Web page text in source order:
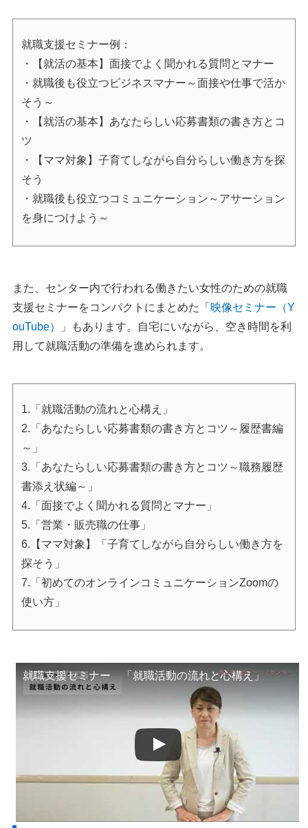
就職支援セミナー例：
・【就活の基本】面接でよく聞かれる質問とマナー
・就職後も役立つビジネスマナー～面接や仕事で活か
そう～
・【就活の基本】あなたらしい応募書類の書き方とコ
ツ
・【ママ対象】子育てしながら自分らしい働き方を探
そう
・就職後も役立つコミュニケーション～アサーション
を身につけよう～
また、センター内で行われる働きたい女性のための就職
支援セミナーをコンパクトにまとめた「 映像セミナー（Y
ouTube）
」もあります。自宅にいながら、空き時間を利
用して就職活動の準備を進められます。
1.「就職活動の流れと心構え」
2.「あなたらしい応募書類の書き方とコツ～履歴書編
～」
3.「あなたらしい応募書類の書き方とコツ～職務履歴
書添え状編～」
4.「面接でよく聞かれる質問とマナー」
5.「営業・販売職の仕事」
6.【ママ対象】「子育てしながら自分らしい働き方を
探そう」
7.「初めてのオンラインコミュニケーションZoomの
使い方」
就職支援セミナー 「就職活動の流れと心構え」